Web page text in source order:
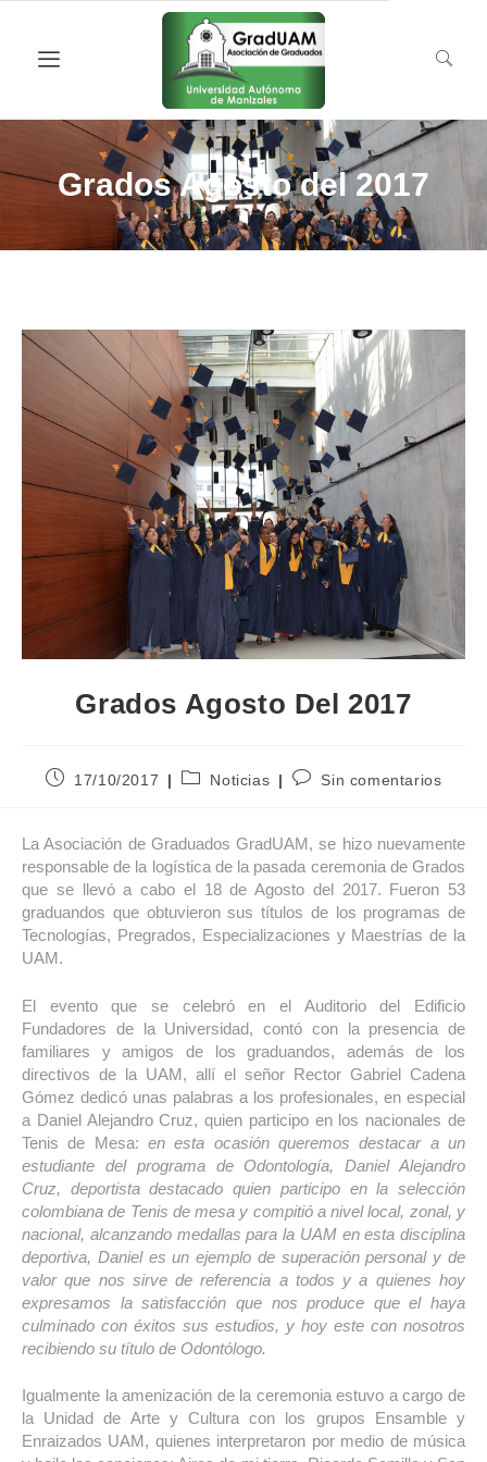
Grados Agosto del 2017
Grados Agosto Del 2017
17/10/2017 Noticias Sin comentarios
La Asociación de Graduados GradUAM, se hizo nuevamente
responsable de la logística de la pasada ceremonia de Grados
que se llevó a cabo el 18 de Agosto del 2017. Fueron 53
graduandos que obtuvieron sus títulos de los programas de
Tecnologías, Pregrados, Especializaciones y Maestrías de la
UAM.
El evento que se celebró en el Auditorio del Edificio
Fundadores de la Universidad, contó con la presencia de
familiares y amigos de los graduandos, además de los
directivos de la UAM, allí el señor Rector Gabriel Cadena
Gómez dedicó unas palabras a los profesionales, en especial
a Daniel Alejandro Cruz, quien participo en los nacionales de
Tenis de Mesa: en esta ocasión queremos destacar a un
estudiante del programa de Odontología, Daniel Alejandro
Cruz, deportista destacado quien participo en la selección
colombiana de Tenis de mesa y compitió a nivel local, zonal, y
nacional, alcanzando medallas para la UAM en esta disciplina
deportiva, Daniel es un ejemplo de superación personal y de
valor que nos sirve de referencia a todos y a quienes hoy
expresamos la satisfacción que nos produce que el haya
culminado con éxitos sus estudios, y hoy este con nosotros
recibiendo su título de Odontólogo.
Igualmente la amenización de la ceremonia estuvo a cargo de
la Unidad de Arte y Cultura con los grupos Ensamble y
Enraizados UAM, quienes interpretaron por medio de música